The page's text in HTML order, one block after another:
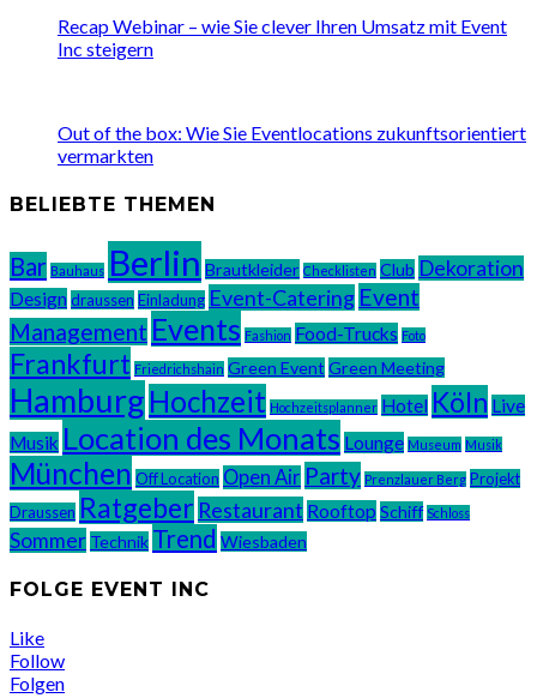
Recap Webinar – wie Sie clever Ihren Umsatz mit Event
Inc steigern
Out of the box: Wie Sie Eventlocations zukunftsorientiert
vermarkten
BELIEBTE THEMEN
Bar Bauhaus Berlin Brautkleider Checklisten Club Dekoration
Design draussen Einladung Event-Catering Event
Management Events Fashion Food-Trucks Foto
Frankfurt Friedrichshain Green Event Green Meeting
Hamburg Hochzeit Hochzeitsplanner Hotel Köln Live
Musik Location des Monats Lounge Museum Musik
München Off Location Open Air Party Prenzlauer Berg Projekt
Draussen Ratgeber Restaurant Rooftop Schiff Schloss
Sommer Technik Trend Wiesbaden
FOLGE EVENT INC
Like
Follow
Folgen